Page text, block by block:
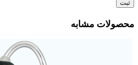
محصولات مشابه